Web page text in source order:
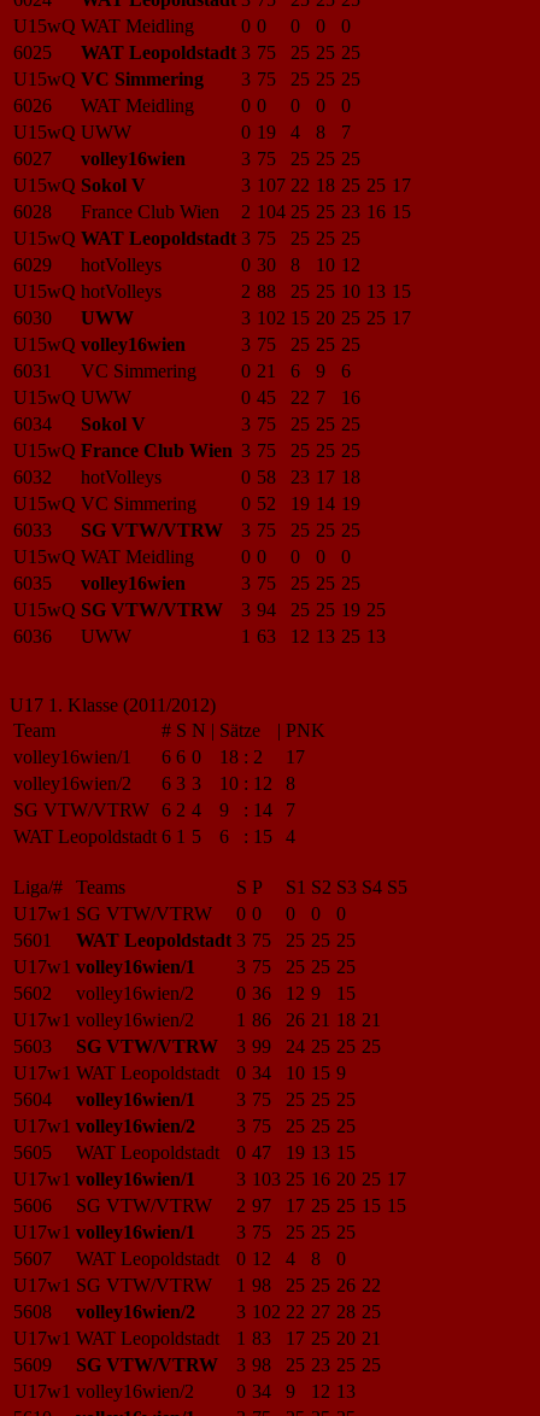
U15wQ WAT Meidling 0 0 0 0
0
6025
WAT Leopoldstadt 3 75 25 25 25
U15wQ VC Simmering 3 75 25 25 25
6026
WAT Meidling 0 0 0 0
0
U15wQ UWW 0 19 4 8
7
6027
volley16wien 3 75 25 25 25
U15wQ Sokol V 3 107 22 18 25 25 17
6028
France Club Wien 2 104 25 25 23 16 15
U15wQ WAT Leopoldstadt 3 75 25 25 25
6029
hotVolleys 0 30 8 10 12
U15wQ hotVolleys 2 88 25 25 10 13 15
6030
UWW 3 102 15 20 25 25 17
U15wQ volley16wien 3 75 25 25 25
6031
VC Simmering 0 21 6 9
6
U15wQ UWW 0 45 22 7
16
6034
Sokol V 3 75 25 25 25
U15wQ France Club Wien 3 75 25 25 25
6032
hotVolleys 0 58 23 17 18
U15wQ VC Simmering 0 52 19 14 19
6033
SG VTW/VTRW 3 75 25 25 25
U15wQ WAT Meidling 0 0 0 0
0
6035
volley16wien 3 75 25 25 25
U15wQ SG VTW/VTRW 3 94 25 25 19 25
6036
UWW 1 63 12 13 25 13
U17 1. Klasse (2011/2012)
Team
# S N | Sätze | PNK
volley16wien/1
6 6 0 18 : 2
17
volley16wien/2
6 3 3 10 : 12
8
SG VTW/VTRW 6 2 4 9 : 14
7
WAT Leopoldstadt 6 1 5 6 : 15 4
Liga/# Teams S P S1 S2 S3 S4 S5
U17w1 SG VTW/VTRW 0 0 0 0
0
5601
WAT Leopoldstadt 3 75 25 25 25
U17w1 volley16wien/1 3 75 25 25 25
5602
volley16wien/2 0 36 12 9
15
U17w1 volley16wien/2 1 86 26 21 18 21
5603
SG VTW/VTRW 3 99 24 25 25 25
U17w1 WAT Leopoldstadt 0 34 10 15 9
5604
volley16wien/1 3 75 25 25 25
U17w1 volley16wien/2 3 75 25 25 25
5605
WAT Leopoldstadt 0 47 19 13 15
U17w1 volley16wien/1 3 103 25 16 20 25 17
5606
SG VTW/VTRW 2 97 17 25 25 15 15
U17w1 volley16wien/1 3 75 25 25 25
5607
WAT Leopoldstadt 0 12 4 8
0
U17w1 SG VTW/VTRW 1 98 25 25 26 22
5608
volley16wien/2 3 102 22 27 28 25
U17w1 WAT Leopoldstadt 1 83 17 25 20 21
5609
SG VTW/VTRW 3 98 25 23 25 25
U17w1 volley16wien/2 0 34 9 12 13